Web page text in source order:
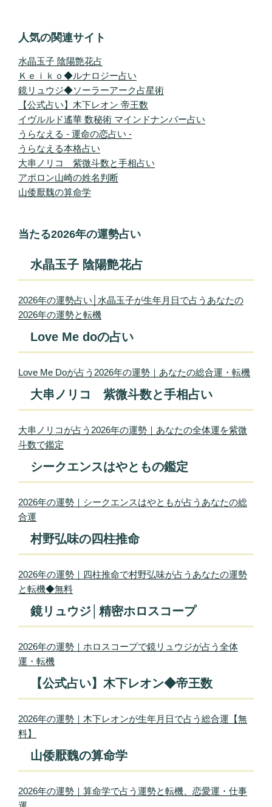
人気の関連サイト
水晶玉子 陰陽艶花占
Ｋｅｉｋｏ◆ルナロジー占い
鏡リュウジ◆ソーラーアーク占星術
【公式占い】木下レオン 帝王数
イヴルルド遙華 数秘術 マインドナンバー占い
うらなえる - 運命の恋占い -
うらなえる本格占い
大串ノリコ 紫微斗数と手相占い
アポロン山崎の姓名判断
山倭厭魏の算命学
当たる2026年の運勢占い
水晶玉子 陰陽艶花占
2026年の運勢占い│水晶玉子が生年月日で占うあなたの
2026年の運勢と転機
Love Me doの占い
Love Me Doが占う2026年の運勢｜あなたの総合運・転機
大串ノリコ 紫微斗数と手相占い
大串ノリコが占う2026年の運勢｜あなたの全体運を紫微
斗数で鑑定
シークエンスはやともの鑑定
2026年の運勢｜シークエンスはやともが占うあなたの総
合運
村野弘味の四柱推命
2026年の運勢｜四柱推命で村野弘味が占うあなたの運勢
と転機◆無料
鏡リュウジ│精密ホロスコープ
2026年の運勢｜ホロスコープで鏡リュウジが占う全体
運・転機
【公式占い】木下レオン◆帝王数
2026年の運勢｜木下レオンが生年月日で占う総合運【無
料】
山倭厭魏の算命学
2026年の運勢｜算命学で占う運勢と転機、恋愛運・仕事